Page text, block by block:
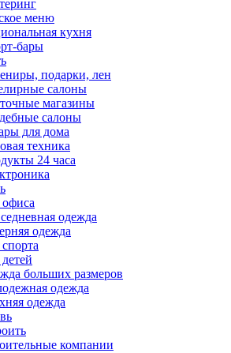
меню
кухня
бары
подарки, лен
салоны
магазины
салоны
для дома
техника
24 часа
одежда
одежда
больших размеров
одежда
одежда
компании